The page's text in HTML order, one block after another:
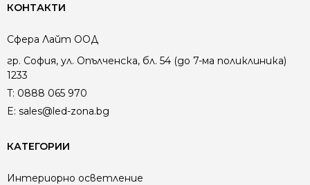
КОНТАКТИ
Сфера Лайт ООД
гр. София, ул. Опълченска, бл. 54 (до 7-ма поликлиника)
1233
T: 0888 065 970
E: sales@led-zona.bg
КАТЕГОРИИ
Интериорно осветление